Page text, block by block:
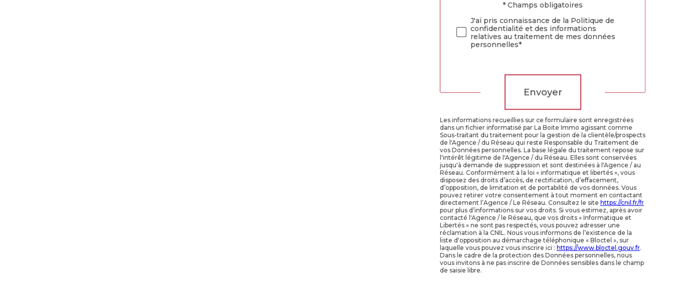
Validation* Champs obligatoires
J'ai pris connaissance de la Politique de
confidentialité et des informations
relatives au traitement de mes données
personnelles*
Envoyer
Les informations recueillies sur ce formulaire sont enregistrées
dans un fichier informatisé par La Boite Immo agissant comme
Sous-traitant du traitement pour la gestion de la clientèle/prospects
de l'Agence / du Réseau qui reste Responsable du Traitement de
vos Données personnelles. La base légale du traitement repose sur
l'intérêt légitime de l'Agence / du Réseau. Elles sont conservées
jusqu'à demande de suppression et sont destinées à l'Agence / au
Réseau. Conformément à la loi « informatique et libertés », vous
disposez des droits d’accès, de rectification, d’effacement,
d’opposition, de limitation et de portabilité de vos données. Vous
pouvez retirer votre consentement à tout moment en contactant
directement l’Agence / Le Réseau. Consultez le site https://cnil.fr/fr
pour plus d’informations sur vos droits. Si vous estimez, après avoir
contacté l'Agence / le Réseau, que vos droits « Informatique et
Libertés » ne sont pas respectés, vous pouvez adresser une
réclamation à la CNIL. Nous vous informons de l’existence de la
liste d'opposition au démarchage téléphonique « Bloctel », sur
laquelle vous pouvez vous inscrire ici : https://www.bloctel.gouv.fr.
Dans le cadre de la protection des Données personnelles, nous
vous invitons à ne pas inscrire de Données sensibles dans le champ
de saisie libre.